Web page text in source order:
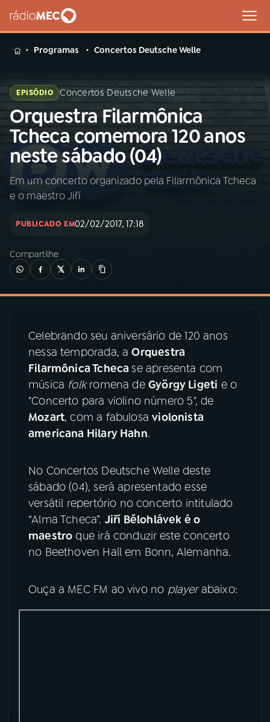
MENU
Buscar
na
Rádio
MEC
Buscar
Início AO VIVO
INÍCIO
02A RÁDIO
03PROGRAMAÇÃO
04PROGRAMAS
05 PODCASTS
06VIDEOCASTS
PRÊMIO RÁDIO MEC
ACOMPANHE A RÁDIO MEC
Instagram X
Programas Concertos Deutsche Welle
EPISÓDIO Concertos Deutsche Welle
Orquestra Filarmônica
Tcheca comemora 120 anos
neste sábado (04)
Em um concerto organizado pela Filarmônica Tcheca
e o maestro Jiří
PUBLICADO EM02/02/2017, 17:18
Compartilhe
Celebrando seu aniversário de 120 anos
nessa temporada, aOrquestra
Filarmônica Tchecase apresenta com
música folkromena de György Ligeti e o
"Concerto para violino número 5", de
Mozart, com a fabulosaviolonista
americana Hilary Hahn.
No Concertos Deutsche Welle deste
sábado (04), será apresentado esse
versátil repertório no concerto intitulado
“Alma Tcheca”. Jiří Bělohlávek é o
maestro que irá conduzir este concerto
no Beethoven Hall em Bonn, Alemanha.
Ouça a MEC FM ao vivo no playerabaixo: